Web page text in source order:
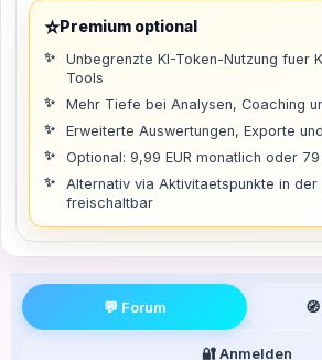
⭐Premium optional
Unbegrenzte KI-Token-Nutzung fuer
Tools
Mehr Tiefe bei Analysen, Coaching
Erweiterte Auswertungen, Exporte
Optional: 9,99 EUR monatlich oder 79
Alternativ via Aktivitaetspunkte in der
freischaltbar
💬 Forum
🔐 Anmelden